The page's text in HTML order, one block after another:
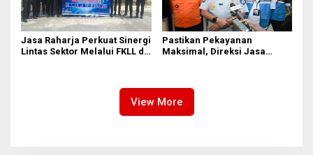
Jasa Raharja Perkuat Sinergi
Lintas Sektor Melalui FKLL di
Pastikan Pekayanan
Maksimal, Direksi Jasa
View More